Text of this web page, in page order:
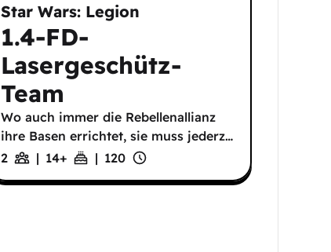
Star Wars: Legion
1.4-FD-
Lasergeschütz-
Team
Wo auch immer die Rebellenallianz
ihre Basen errichtet, sie muss jederz…
2
| 14+ | 120